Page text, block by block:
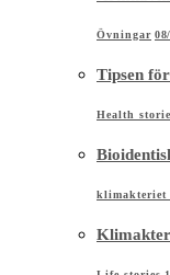
Övningar
Tipsen
Health
klimakteriet